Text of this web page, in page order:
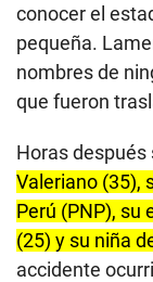
conocer el
pequeña.
nombres de
que fueron
Horas después
Valeriano (35),
Perú (PNP), su
(25) y su niña
accidente